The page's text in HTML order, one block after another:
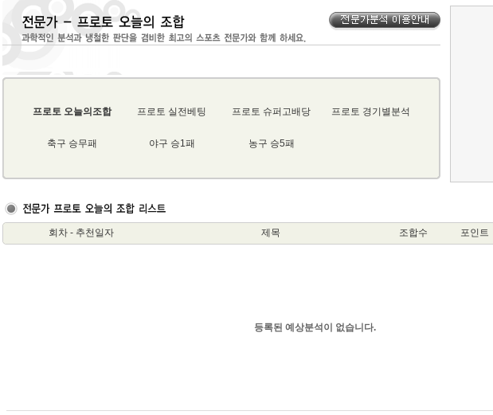
프로토 오늘의조합 프로토 실전베팅 프로토 슈퍼고배당 프로토 경기별분석
축구 승무패 야구 승1패 농구 승5패
회차 - 추천일자 제목 조합수 포인트
등록된 예상분석이 없습니다.